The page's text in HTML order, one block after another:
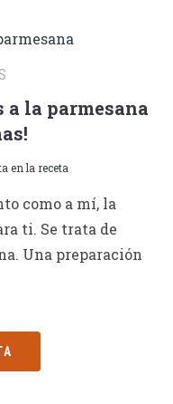
a la parmesana
en la receta
como a mí, la
ti. Se trata de
Una preparación